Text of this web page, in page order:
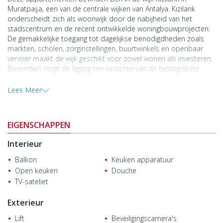
Muratpaşa, een van de centrale wijken van Antalya. Kızılarık
onderscheidt zich als woonwijk door de nabijheid van het
stadscentrum en de recent ontwikkelde woningbouwprojecten.
De gemakkelijke toegang tot dagelijkse benodigdheden zoals
markten, scholen, zorginstellingen, buurtwinkels en openbaar
vervoer maakt de wijk geschikt voor zowel wonen als investeren.
Bovendien zorgt de ligging ten opzichte van de belangrijkste
van de stad. Door de toegenomen bouwactiviteit in de
Het project bestaat uitsluitend uit appartementen met één
slaapkamer. Het complex beschikt over parkeergelegenheid
buiten, een lift, een camerasysteem en gedeelde
gemeenschappelijke ruimtes. Het project, omgeven door
aangelegde groene zones, is ontworpen met het oog op
modern stadsleven. Het gebouw is ontworpen met een
moderne architectuur en richt zich op een efficiënt gebruik van
Lees Meer
EIGENSCHAPPEN
Interieur
Balkon
Keuken apparatuur
Open keuken
Douche
TV-sateliet
Exterieur
Lift
Beveiligingscamera's